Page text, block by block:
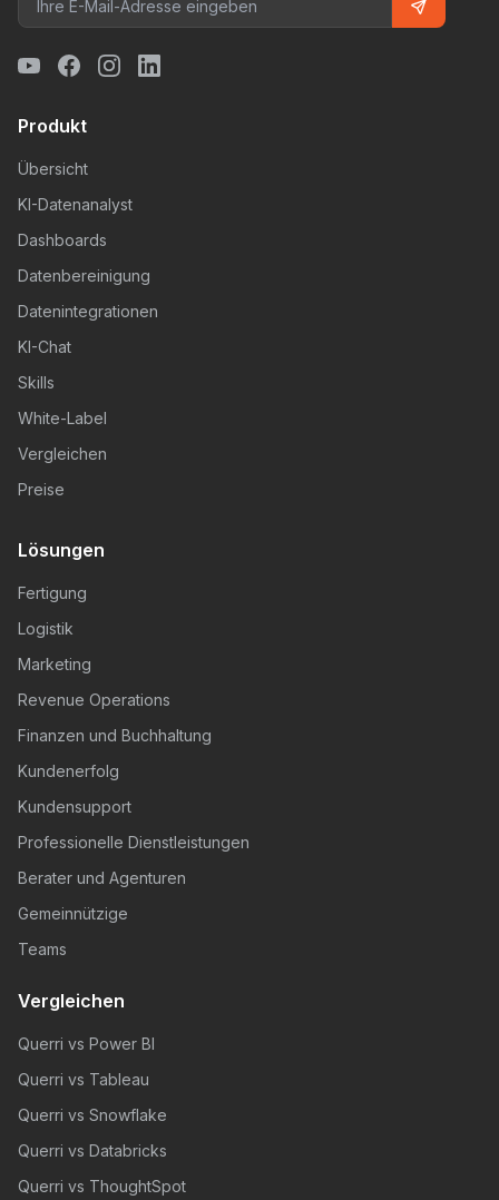
Produkt
Übersicht
KI-Datenanalyst
Dashboards
Datenbereinigung
Datenintegrationen
KI-Chat
Skills
White-Label
Vergleichen
Preise
Lösungen
Fertigung
Logistik
Marketing
Revenue Operations
Finanzen und Buchhaltung
Kundenerfolg
Kundensupport
Professionelle Dienstleistungen
Berater und Agenturen
Gemeinnützige
Teams
Vergleichen
Querri vs Power BI
Querri vs Tableau
Querri vs Snowflake
Querri vs Databricks
Querri vs ThoughtSpot